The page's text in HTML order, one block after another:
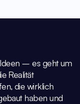
– es geht um
Realität
die wirklich
haben und